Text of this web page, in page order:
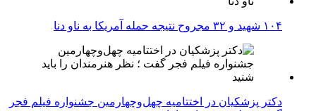
۱۰۴ شهید و ۳۲ مجروح نتیجه حمله آمریکا به ناو دنا
دکتر پزشکیان در اختتامیه چهل‌وچهارمین جشنواره فیلم فجر